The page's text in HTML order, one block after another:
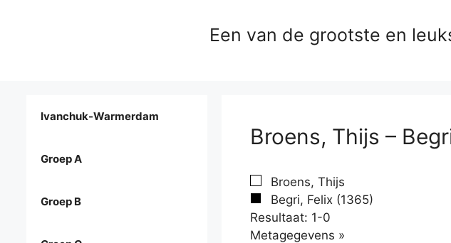
Een van de grootste en
Broens, Thijs –
Broens, Thijs
Begri, Felix (1365)
Resultaat: 1-0
Metagegevens »
Ivanchuk-Warmerdam
Groep A
Groep B